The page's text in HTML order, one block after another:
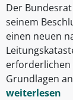
Der Bundesrat
seinem
einen neuen
Grundlagen
weiterlesen